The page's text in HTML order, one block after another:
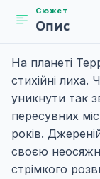
Сюжет
Опис
На планеті
стихійні лиха.
уникнути так
пересувних
років.
своєю
стрімкого